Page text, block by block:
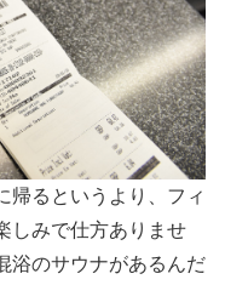
帰るというより、フィ
しみで仕方ありませ
浴のサウナがあるんだ